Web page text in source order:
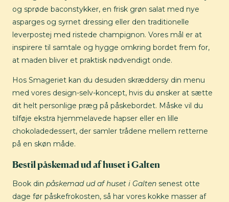
og sprøde baconstykker, en frisk grøn salat med nye
asparges og syrnet dressing eller den traditionelle
leverpostej med ristede champignon. Vores mål er at
inspirere til samtale og hygge omkring bordet frem for,
at maden bliver et praktisk nødvendigt onde.
Hos Smageriet kan du desuden skræddersy din menu
med vores design-selv-koncept, hvis du ønsker at sætte
dit helt personlige præg på påskebordet. Måske vil du
tilføje ekstra hjemmelavede hapser eller en lille
chokoladedessert, der samler trådene mellem retterne
på en skøn måde.
Bestil påskemad ud af huset i Galten
Book din påskemad ud af huset i Galten senest otte
dage før påskefrokosten, så har vores kokke masser af